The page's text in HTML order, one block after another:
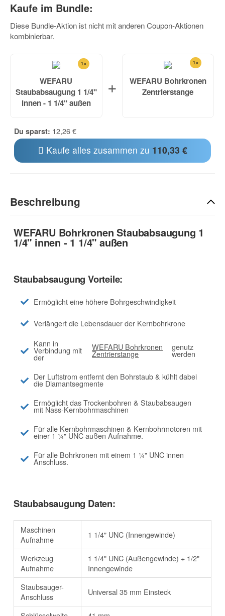
Kaufe im Bundle:
Diese Bundle-Aktion ist nicht mit anderen Coupon-Aktionen
kombinierbar.
WEFARU
Staubabsaugung 1 1/4"
innen - 1 1/4" außen
1x
+
WEFARU Bohrkronen
Zentrierstange
1x
Du sparst: 12,26 €
Kaufe alles zusammen zu 110,33 €
Beschreibung
WEFARU Bohrkronen Staubabsaugung 1
1/4" innen - 1 1/4" außen
Staubabsaugung Vorteile:
Ermöglicht eine höhere Bohrgeschwindigkeit
Verlängert die Lebensdauer der Kernbohrkrone
Kann in
Verbindung mit
der
WEFARU Bohrkronen
Zentrierstange
genutz
werden
Der Luftstrom entfernt den Bohrstaub & kühlt dabei
die Diamantsegmente
Ermöglicht das Trockenbohren & Staubabsaugen
mit Nass-Kernbohrmaschinen
Für alle Kernbohrmaschinen & Kernbohrmotoren mit
einer 1 ¼" UNC außen Aufnahme.
Für alle Bohrkronen mit einem 1 ¼" UNC innen
Anschluss.
Staubabsaugung Daten:
Maschinen
Aufnahme
1 1/4" UNC (Innengewinde)
Werkzeug
Aufnahme
1 1/4" UNC (Außengewinde) + 1/2"
Innengewinde
Staubsauger-
Anschluss
Universal 35 mm Einsteck